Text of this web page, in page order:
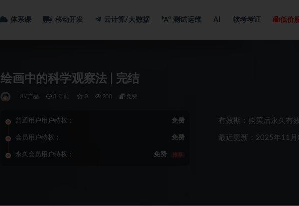
体系课 移动开发 云计算/大数据 测试运维 AI 软考考证 低价
绘画中的科学观察法 | 完结
UI/产品 3 年前 0 208 免费
普通用户用户特权： 免费
会员用户特权： 免费
永久会员用户特权： 免费 推荐
有效期：购买后永久有
最近更新：2025年11月